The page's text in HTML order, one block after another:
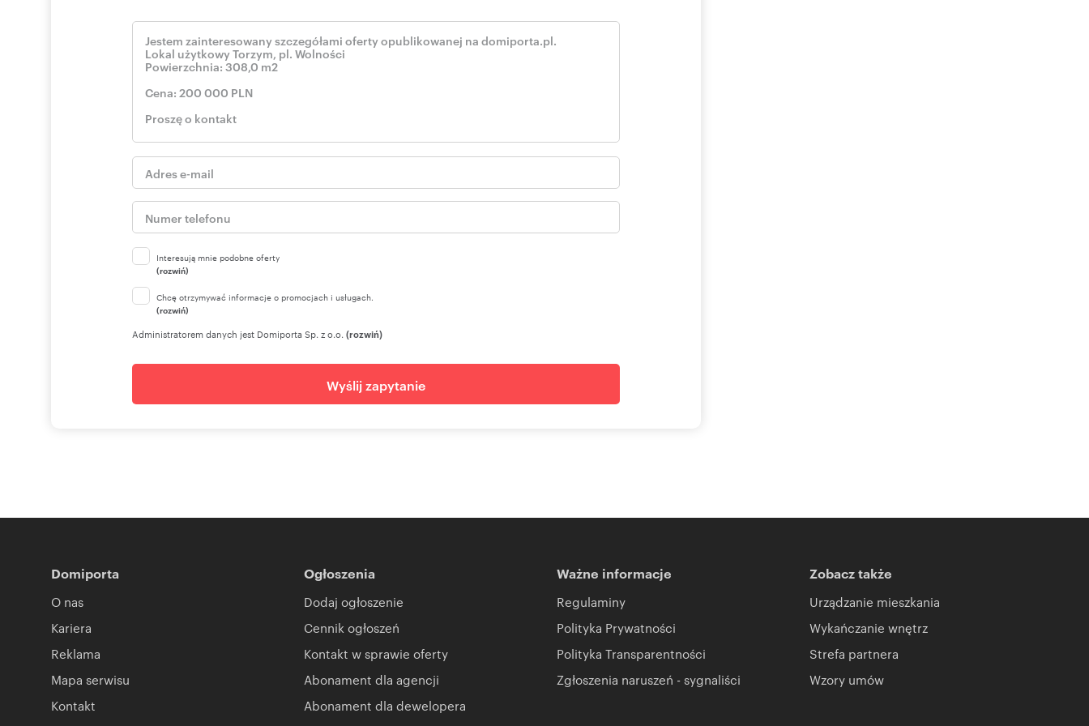
o łącznej powierzchni 0,0289 ha; Budynek: Budynek administracyjny
Dział I Sp Spis praw związanych z własnościąPrawo użytkowania wieczystego: Działka gruntu w wieczystym
użytkowaniu do 30 kwietnia 2092 zabudowana.
Dział II Własność - Właściciel: Gmina Torzym; Wpisy dotyczące użytkowania wieczystego i własności budynku
stanowiącego odrębną nieruchomość: Telekomunikacja Polska S.A. z siedzibą w Warszawie
Dział IV Hipoteki - Brak wpisu.
Ochrona konserwatora
autobus, pociąg, autostrada
woda, kanalizacja, elektryczność, telefon, gaz, ogrzewanie
Numer oferty: T01691
Interesują mnie podobne oferty
(rozwiń)
Chcę otrzymywać informacje o promocjach i usługach.
(rozwiń)
Administratorem danych jest Domiporta Sp. z o.o. (rozwiń)
Wyślij zapytanie
Domiporta
O nas
Kariera
Reklama
Mapa serwisu
Kontakt
Ogłoszenia
Dodaj ogłoszenie
Cennik ogłoszeń
Kontakt w sprawie oferty
Abonament dla agencji
Abonament dla dewelopera
Ważne informacje
Regulaminy
Polityka Prywatności
Polityka Transparentności
Zgłoszenia naruszeń - sygnaliści
Zobacz także
Urządzanie mieszkania
Wykańczanie wnętrz
Strefa partnera
Wzory umów